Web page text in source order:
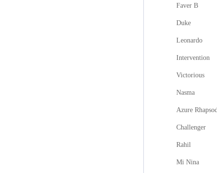
Faver B
Duke
Leonardo
Intervention
Victorious
Nasma
Azure
Challenger
Rahil
Mi Nina